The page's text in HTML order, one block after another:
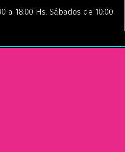
a 18:00 Hs. Sábados de 10:00